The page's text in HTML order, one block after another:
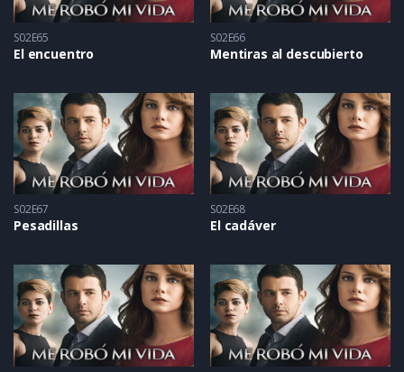
S02E65
El encuentro
S02E66
Mentiras al descubierto
S02E67
Pesadillas
S02E68
El cadáver